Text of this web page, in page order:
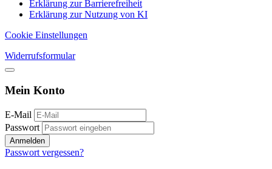
Erklärung zur Barrierefreiheit
Erklärung zur Nutzung von KI
Cookie Einstellungen
Widerrufsformular
Mein Konto
E-Mail
Passwort
Anmelden
Passwort vergessen?